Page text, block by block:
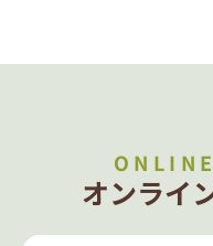
オンライ